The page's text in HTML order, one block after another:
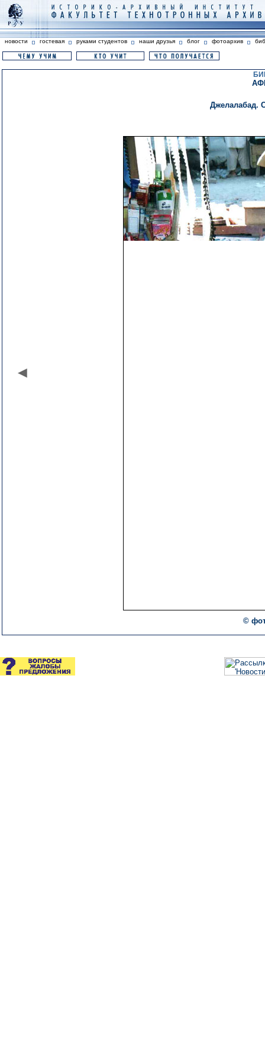
новости гостевая руками студентов наши друзья блог фотоархив
Джелалабад.
©